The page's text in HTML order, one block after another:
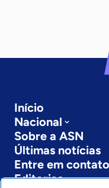
Início
Nacional
Sobre a ASN
Últimas notícias
Entre em contato
Editorias